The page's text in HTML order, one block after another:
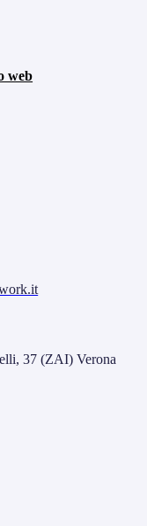
web
37 (ZAI) Verona